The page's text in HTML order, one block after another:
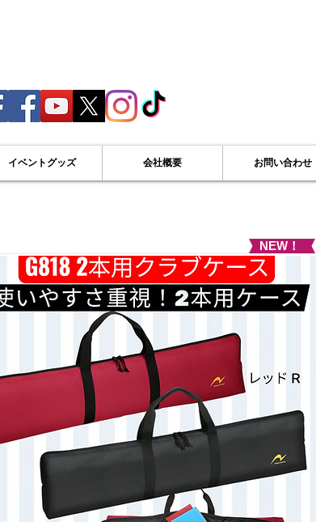
イベントグッズ 会社概要 お問い合わせ
NEW！